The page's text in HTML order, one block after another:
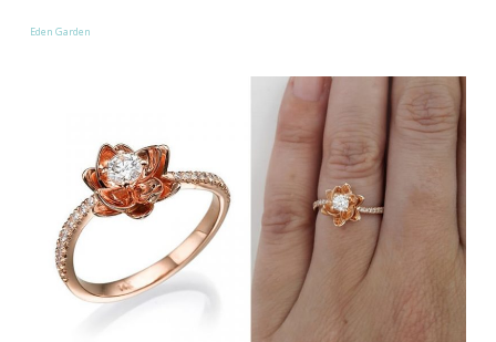
Eden Garden